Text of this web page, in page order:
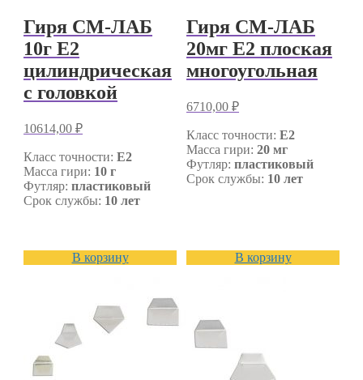
Гиря СМ-ЛАБ
10г E2
цилиндрическая
с головкой
10614,00 ₽
Класс точности: E2
Масса гири: 10 г
Футляр: пластиковый
Срок службы: 10 лет
В корзину
Гиря СМ-ЛАБ
20мг E2 плоская
многоугольная
6710,00 ₽
Класс точности: E2
Масса гири: 20 мг
Футляр: пластиковый
Срок службы: 10 лет
В корзину